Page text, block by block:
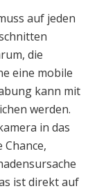
auf jeden
die
eine mobile
kann mit
werden.
in das
ist direkt auf